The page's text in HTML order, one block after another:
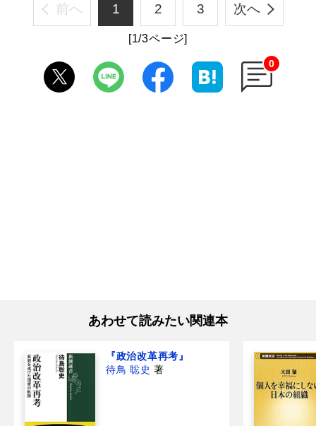
前へ 1 2 3 次へ
[1/3ページ]
0
あわせて読みたい関連本
『政治改革再考』
待鳥 聡史 著